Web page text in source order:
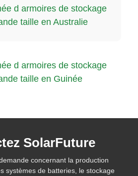
d armoires de stockage
taille en Australie
d armoires de stockage
taille en Guinée
SolarFuture
concernant la production
systèmes de batteries, le stockage